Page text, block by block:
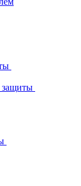
защиты